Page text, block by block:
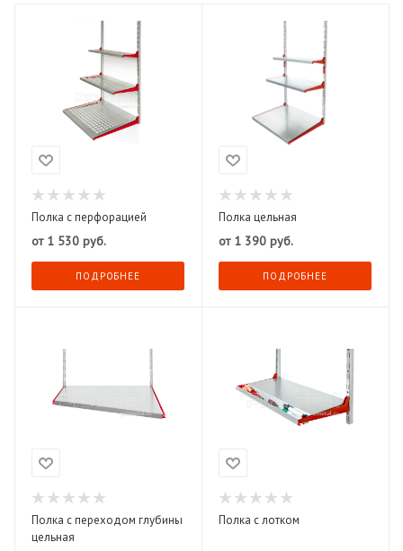
Полка с перфорацией
от 1 530 руб.
ПОДРОБНЕЕ
Полка цельная
от 1 390 руб.
ПОДРОБНЕЕ
Полка с переходом глубины
цельная
Полка с лотком